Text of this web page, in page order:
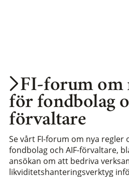
FI-forum om
för fondbolag
förvaltare
Se vårt FI-forum om nya
fondbolag och AIF-förvaltare,
ansökan om att bedriva
likviditetshanteringsverktyg